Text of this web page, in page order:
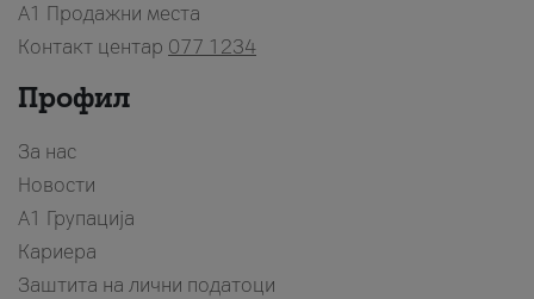
A1 Продажни места
Контакт центар 077 1234
Профил
За нас
Новости
А1 Групација
Кариера
Заштита на лични податоци